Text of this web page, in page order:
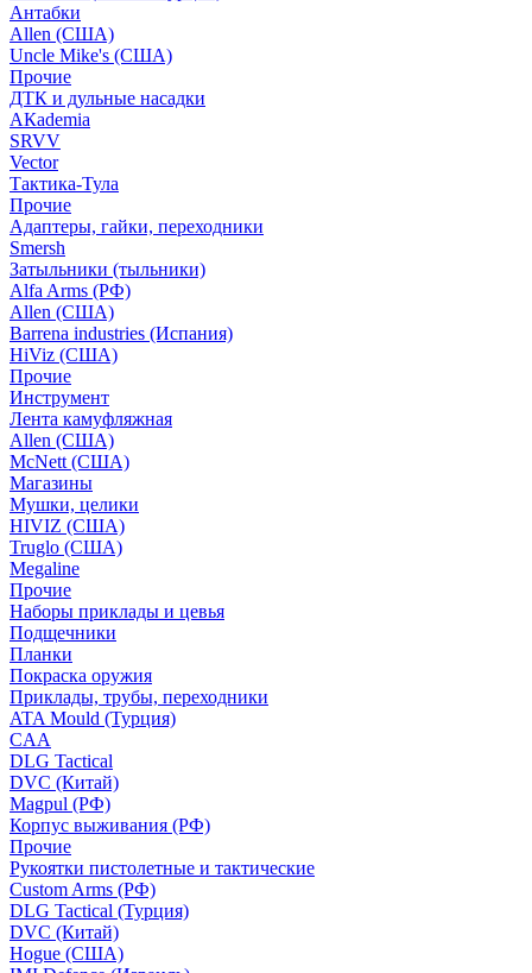
Антабки
Allen (США)
Uncle Mike's (США)
Прочие
ДТК и дульные насадки
АКademia
SRVV
Vector
Тактика-Тула
Прочие
Адаптеры, гайки, переходники
Smersh
Затыльники (тыльники)
Alfa Arms (РФ)
Allen (США)
Barrena industries (Испания)
HiViz (США)
Прочие
Инструмент
Лента камуфляжная
Allen (США)
McNett (США)
Магазины
Мушки, целики
HIVIZ (США)
Truglo (США)
Megaline
Прочие
Наборы приклады и цевья
Подщечники
Планки
Покраска оружия
Приклады, трубы, переходники
ATA Mould (Турция)
CAA
DLG Tactical
DVC (Китай)
Magpul (РФ)
Корпус выживания (РФ)
Прочие
Рукоятки пистолетные и тактические
Custom Arms (РФ)
DLG Tactical (Турция)
DVC (Китай)
Hogue (США)